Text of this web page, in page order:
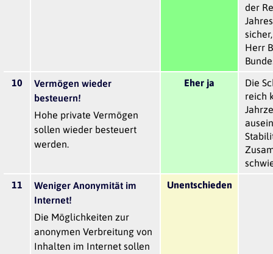
der
Herr
10
Vermögen wieder
besteuern!
Hohe private Vermögen
sollen wieder besteuert
werden.
Eher ja
Die
reich
11
Weniger Anonymität im
Internet!
Die Möglichkeiten zur
anonymen Verbreitung von
Inhalten im Internet sollen
Unentschieden